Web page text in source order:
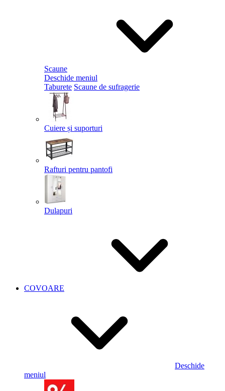
Scaune
Deschide meniul
Taburete Scaune de sufragerie
Cuiere și suporturi
Rafturi pentru pantofi
Dulapuri
COVOARE
Deschide
meniul